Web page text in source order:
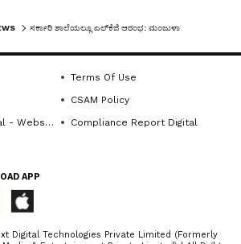
ಮನವಿ ಮಾಡಿದರು.
ಸದಸ್ಯ ಎಚ್.ಪಿ.ರಾಜು,
ಇಂದಿರಾ, ಕಲಾವತಿ, ರೇಣುಕಾ
ಜ್ಯೋತಿ, ಜಯಮ್ಮ, ರಂಗಣ್ಣ ನವರ್,
ವಸಂತ ರಾಣಿ ಸೇರಿದಂತೆ
ಸರ್ಕಾರಿ ಶಾಲೆಯಲ್ಲೂ ಎಲ್‌ಕೆಜಿ ಆರಂಭ: ಮಂಜುಳಾ
Terms Of Use
CSAM Policy
Website
Compliance Report Digital
APP
Digital Technologies Private Limited (Formerly